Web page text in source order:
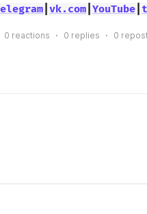
vk.com YouTube
0 reactions 0 replies 0